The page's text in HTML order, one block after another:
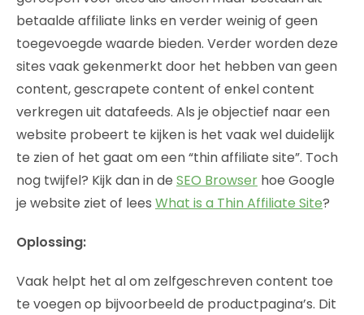
betaalde affiliate links en verder weinig of geen
toegevoegde waarde bieden. Verder worden deze
sites vaak gekenmerkt door het hebben van geen
content, gescrapete content of enkel content
verkregen uit datafeeds. Als je objectief naar een
website probeert te kijken is het vaak wel duidelijk
te zien of het gaat om een “thin affiliate site”. Toch
nog twijfel? Kijk dan in de SEO Browser hoe Google
je website ziet of lees What is a Thin Affiliate Site?
Oplossing:
Vaak helpt het al om zelfgeschreven content toe
te voegen op bijvoorbeeld de productpagina’s. Dit